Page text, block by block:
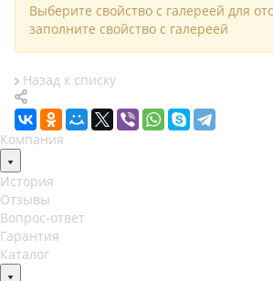
Выберите свойство с галереей для
заполните свойство с галереей
Назад к списку
Компания
История
Отзывы
Вопрос-ответ
Гарантия
Каталог